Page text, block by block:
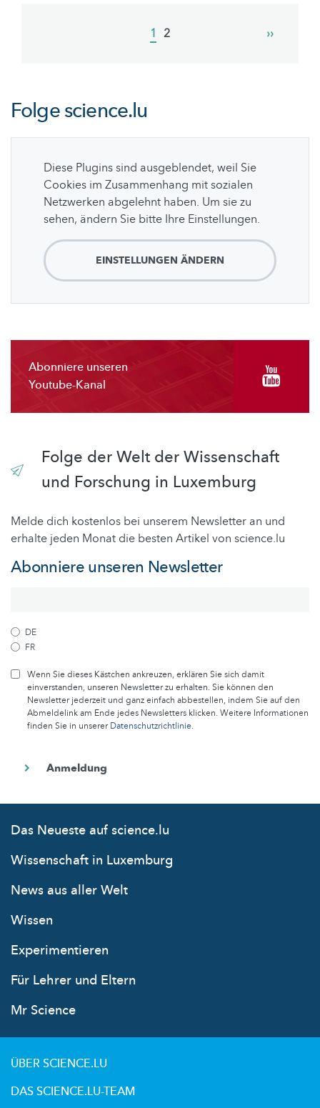
Current
1 Page
2
Next
››
Folgescience.lu
Diese Plugins sind ausgeblendet, weil Sie
Cookies im Zusammenhang mit sozialen
Netzwerken abgelehnt haben. Um sie zu
sehen, ändern Sie bitte Ihre Einstellungen.
EINSTELLUNGEN ÄNDERN
Abonniere unseren
Youtube-Kanal
Folge der Welt der Wissenschaft
und Forschung in Luxemburg
Melde dich kostenlos bei unserem Newsletter an und
erhalte jeden Monat die besten Artikel von science.lu
Abonniere unseren Newsletter
DE
FR
Wenn Sie dieses Kästchen ankreuzen, erklären Sie sich damit
einverstanden, unseren Newsletter zu erhalten. Sie können den
Newsletter jederzeit und ganz einfach abbestellen, indem Sie auf den
Abmeldelink am Ende jedes Newsletters klicken. Weitere Informationen
finden Sie in unsererDatenschutzrichtlinie.
Das Neueste auf science.lu
Wissenschaft in Luxemburg
News aus aller Welt
Wissen
Experimentieren
Für Lehrer und Eltern
Mr Science
ÜBER SCIENCE.LU
DAS SCIENCE.LU-TEAM